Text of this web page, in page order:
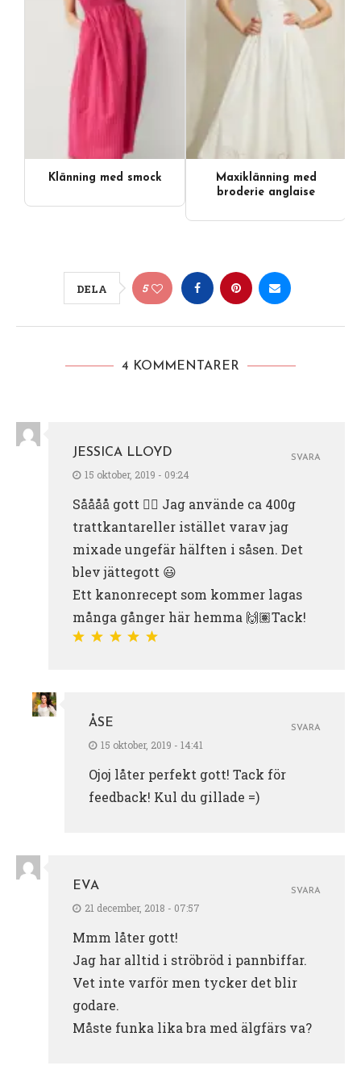
Klänning med smock
Maxiklänning med
broderie anglaise
DELA 5
4 KOMMENTARER
JESSICA LLOYD
15 oktober, 2019 - 09:24
Såååå gott 👌🏽 Jag använde ca 400g
trattkantareller istället varav jag
mixade ungefär hälften i såsen. Det
blev jättegott 😃
Ett kanonrecept som kommer lagas
många gånger här hemma 🙌🏽Tack!
SVARA
ÅSE
15 oktober, 2019 - 14:41
Ojoj låter perfekt gott! Tack för
feedback! Kul du gillade =)
SVARA
EVA
21 december, 2018 - 07:57
Mmm låter gott!
Jag har alltid i ströbröd i pannbiffar.
Vet inte varför men tycker det blir
godare.
Måste funka lika bra med älgfärs va?
SVARA